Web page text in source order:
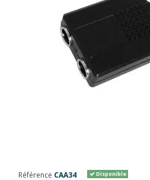
Référence CAA34 Disponible